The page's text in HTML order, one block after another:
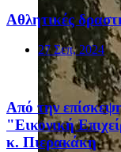
Αθλητικές
27 Σεπ, 2024
Από την
"Εικονική
κ. Πιερακάκη